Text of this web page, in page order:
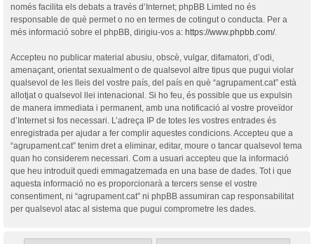
només facilita els debats a través d’Internet; phpBB Limted no és
responsable de què permet o no en termes de cotingut o conducta. Per a
més informació sobre el phpBB, dirigiu-vos a: https://www.phpbb.com/.
Accepteu no publicar material abusiu, obscè, vulgar, difamatori, d’odi,
amenaçant, orientat sexualment o de qualsevol altre tipus que pugui violar
qualsevol de les lleis del vostre país, del país en què “agrupament.cat” està
allotjat o qualsevol llei intenacional. Si ho feu, és possible que us expulsin
de manera immediata i permanent, amb una notificació al vostre proveïdor
d’Internet si fos necessari. L’adreça IP de totes les vostres entrades és
enregistrada per ajudar a fer complir aquestes condicions. Accepteu que a
“agrupament.cat” tenim dret a eliminar, editar, moure o tancar qualsevol tema
quan ho considerem necessari. Com a usuari accepteu que la informació
que heu introduït quedi emmagatzemada en una base de dades. Tot i que
aquesta informació no es proporcionarà a tercers sense el vostre
consentiment, ni “agrupament.cat” ni phpBB assumiran cap responsabilitat
per qualsevol atac al sistema que pugui comprometre les dades.